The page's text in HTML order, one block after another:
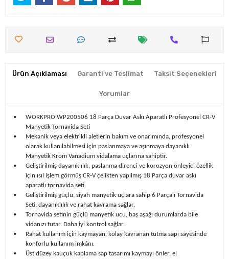
Ürün Açıklaması Garanti ve Teslimat Taksit Seçenekleri
Yorumlar
•
WORKPRO WP200506 18 Parça Duvar Askı Aparatlı Profesyonel CR-V
Manyetik Tornavida Seti
•
Mekanik veya elektrikli aletlerin bakım ve onarımında, profesyonel
olarak kullanılabilmesi için paslanmaya ve aşınmaya dayanıklı
Manyetik Krom Vanadium vidalama uçlarına sahiptir.
•
Geliştirilmiş dayanıklılık, paslanma direnci ve korozyon önleyici özellik
için ısıl işlem görmüş CR-V çelikten yapılmış 18 Parça duvar askı
aparatlı tornavida seti.
•
Geliştirilmiş güçlü, siyah manyetik uçlara sahip 6 Parçalı Tornavida
Seti, dayanıklılık ve rahat kavrama sağlar.
•
Tornavida setinin güçlü manyetik ucu, baş aşağı durumlarda bile
vidanızı tutar. Daha iyi kontrol sağlar.
•
Rahat kullanım için kaymayan, kolay kavranan tutma sapı sayesinde
konforlu kullanım imkânı.
•
Üst düzey kauçuk kaplama sap tasarımı kaymayı önler, el